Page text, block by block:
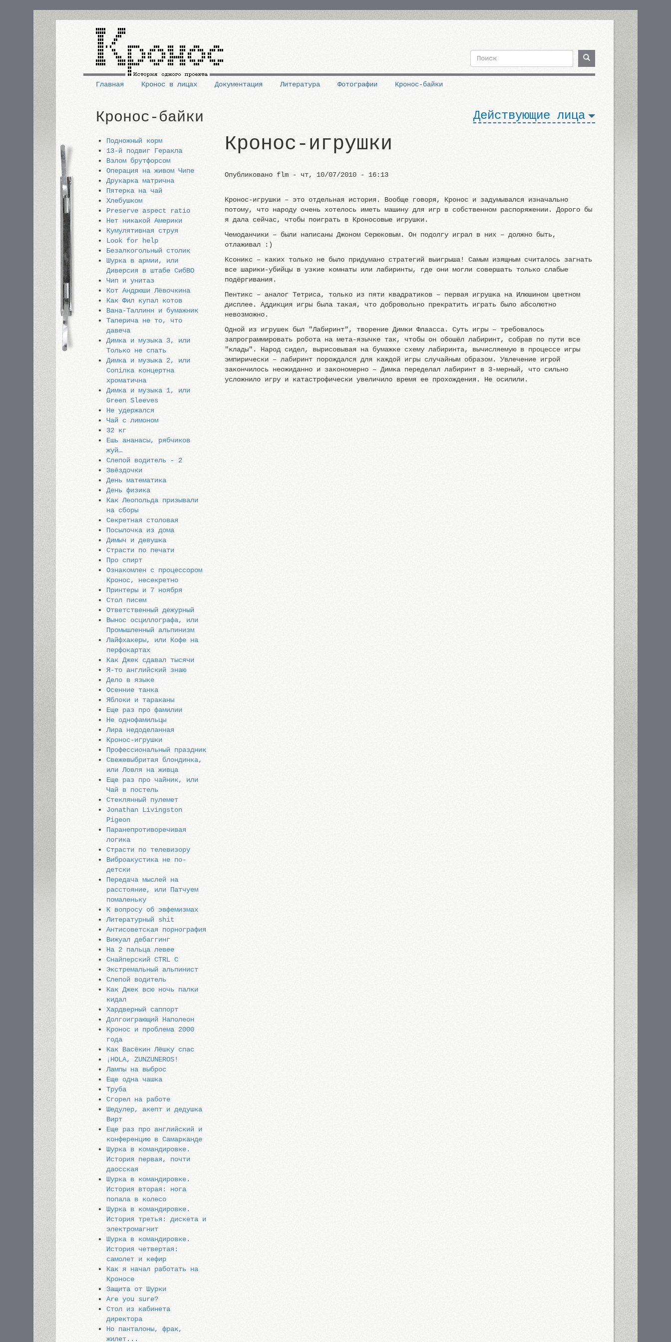
Форма
Поиск Поиск
Основная
навигация
Главная Кронос в лицах Документация Литература Фотографии Кронос-байки
Кронос-байки
Подножный корм
13-й подвиг Геракла
Взлом брутфорсом
Операция на живом Чипе
Друкарка матрична
Пятерка на чай
Хлебушком
Preserve aspect ratio
Нет никакой Америки
Кумулятивная струя
Look for help
Безалкогольный столик
Шурка в армии, или
Диверсия в штабе СибВО
Чип и унитаз
Кот Андрюши Лёвочкина
Как Фил купал котов
Вана-Таллинн и бумажник
Таперича не то, что
давеча
Димка и музыка 3, или
Только не спать
Димка и музыка 2, или
Сопiлка концертна
хроматична
Димка и музыка 1, или
Green Sleeves
Не удержался
Чай с лимоном
32 кг
Ешь ананасы, рябчиков
жуй…
Слепой водитель - 2
Звёздочки
День математика
День физика
Как Леопольда призывали
на сборы
Секретная столовая
Посылочка из дома
Димыч и девушка
Страсти по печати
Про спирт
Ознакомлен с процессором
Кронос, несекретно
Принтеры и 7 ноября
Стол писем
Ответственный дежурный
Вынос осциллографа, или
Промышленный альпинизм
Лайфхакеры, или Кофе на
перфокартах
Как Джек сдавал тысячи
Я-то английский знаю
Дело в языке
Осенние танка
Яблоки и тараканы
Еще раз про фамилии
Не однофамильцы
Лира недоделанная
Кронос-игрушки
Профессиональный праздник
Свежевыбритая блондинка,
или Ловля на живца
Еще раз про чайник, или
Чай в постель
Стеклянный пулемет
Jonathan Livingston
Pigeon
Паранепротиворечивая
логика
Страсти по телевизору
Виброакустика не по-
детски
Передача мыслей на
расстояние, или Патчуем
помаленьку
К вопросу об эвфемизмах
Литературный shit
Антисоветская порнография
Вижуал дебаггинг
На 2 пальца левее
Снайперский CTRL C
Экстремальный альпинист
Слепой водитель
Как Джек всю ночь палки
кидал
Хардверный саппорт
Долгоиграющий Наполеон
Кронос и проблема 2000
года
Как Васёкин Лёшку спас
¡HOLA, ZUNZUNEROS!
Лампы на выброс
Еще одна чашка
Труба
Сгорел на работе
Шедулер, акепт и дедушка
Вирт
Еще раз про английский и
конференцию в Самарканде
Шурка в командировке.
История первая, почти
даосская
Шурка в командировке.
История вторая: нога
попала в колесо
Шурка в командировке.
История третья: дискета и
электромагнит
Шурка в командировке.
История четвертая:
самолет и кефир
Как я начал работать на
Кроносе
Защита от Шурки
Are you sure?
Стол из кабинета
директора
Но панталоны, фрак,
жилет...
Действующие лица
Кронос-игрушки
Опубликовано flm- чт, 10/07/2010 - 16:13
Кронос-игрушки – это отдельная история. Вообще говоря, Кронос и задумывался изначально
потому, что народу очень хотелось иметь машину для игр в собственном распоряжении. Дорого бы
я дала сейчас, чтобы поиграть в Кроносовые игрушки.
Чемоданчики – были написаны Джоном Серюковым. Он подолгу играл в них – должно быть,
отлаживал :)
Ксоникс – каких только не было придумано стратегий выигрыша! Самым изящным считалось загнать
все шарики-убийцы в узкие комнаты или лабиринты, где они могли совершать только слабые
подёргивания.
Пентикс – аналог Тетриса, только из пяти квадратиков – первая игрушка на Илюшином цветном
дисплее. Аддикция игры была такая, что добровольно прекратить играть было абсолютно
невозможно.
Одной из игрушек был "Лабиринт", творение Димки Флаасса. Суть игры – требовалось
запрограммировать робота на мета-язычке так, чтобы он обошёл лабиринт, собрав по пути все
"клады". Народ сидел, вырисовывая на бумажке схему лабиринта, вычисляемую в процессе игры
эмпирически – лабиринт порождался для каждой игры случайным образом. Увлечение игрой
закончилось неожиданно и закономерно – Димка переделал лабиринт в 3-мерный, что сильно
усложнило игру и катастрофически увеличило время ее прохождения. Не осилили.